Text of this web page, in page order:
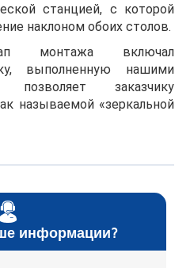
станцией, с которой
наклоном обоих столов.
монтажа включал
выполненную нашими
позволяет заказчику
называемой «зеркальной
информации?